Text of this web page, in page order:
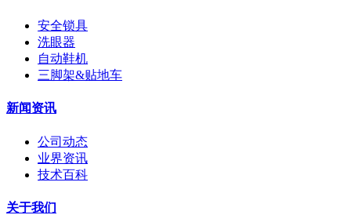
安全锁具
洗眼器
自动鞋机
三脚架&贴地车
新闻资讯
公司动态
业界资讯
技术百科
关于我们